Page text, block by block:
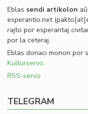
Eblas sendi artikolon
esperantio.net
rajto por esperantaj
por la ceteraj.
Eblas donaci monon por
Kulturservo.
RSS-servo
TELEGRAM